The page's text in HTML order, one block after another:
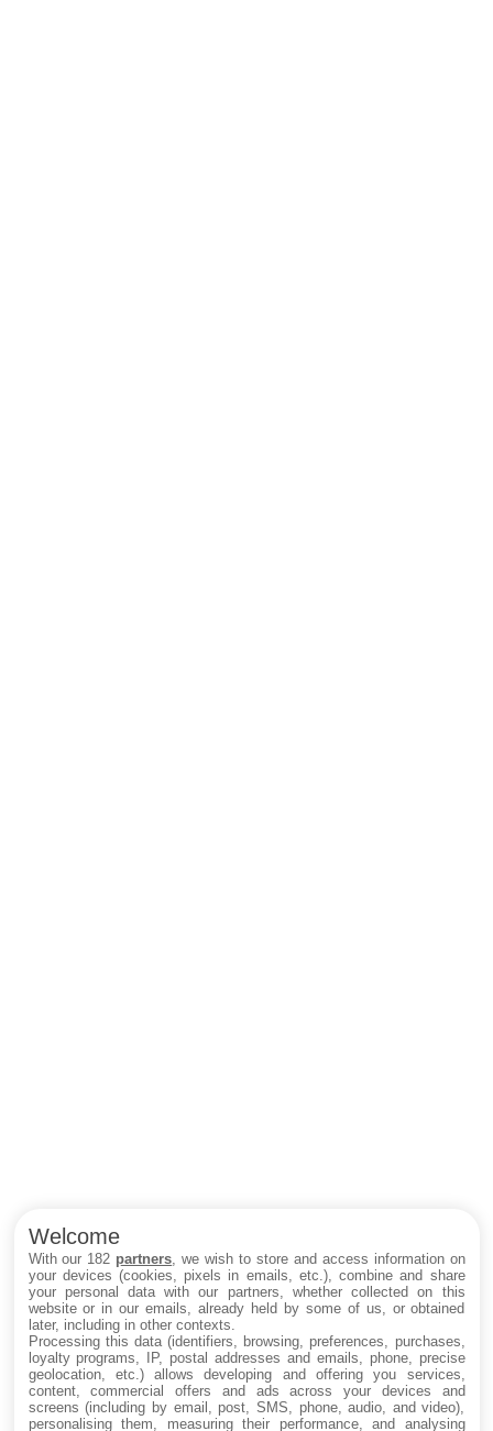
Welcome
With our 182 partners , we wish to store and access information on
your devices (cookies, pixels in emails, etc.), combine and share
your personal data with our partners, whether collected on this
website or in our emails, already held by some of us, or obtained
later, including in other contexts.
Processing this data (identifiers, browsing, preferences, purchases,
loyalty programs, IP, postal addresses and emails, phone, precise
geolocation, etc.) allows developing and offering you services,
content, commercial offers and ads across your devices and
screens (including by email, post, SMS, phone, audio, and video),
personalising them, measuring their performance, and analysing